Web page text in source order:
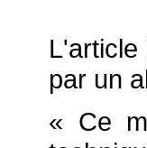
par un
« Ce